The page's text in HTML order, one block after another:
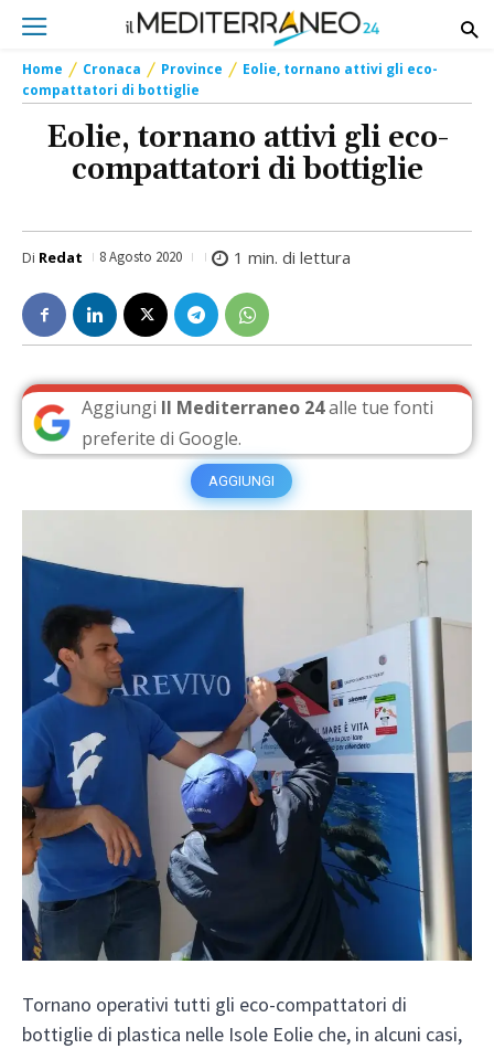
Home Cronaca Province
Eolie, tornano attivi gli eco-
compattatori di bottiglie
Eolie, tornano attivi gli eco-
compattatori di bottiglie
Di Redat 8 Agosto 2020 1 min. di lettura
Aggiungi Il Mediterraneo 24alle tue fonti
preferite di Google.
AGGIUNGI
Tornano operativi tutti gli eco-compattatori di
bottiglie di plastica nelle Isole Eolie che, in alcuni casi,